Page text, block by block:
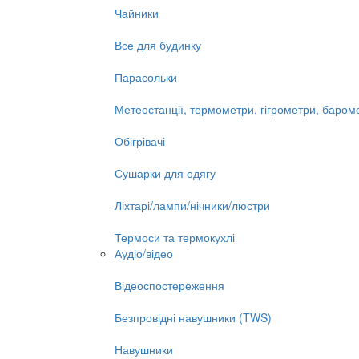
Чайники
Все для будинку
Парасольки
Метеостанції, термометри, гігрометри,
Обігрівачі
Сушарки для одягу
Ліхтарі/лампи/нічники/люстри
Термоси та термокухлі
Аудіо/відео
Відеоспостереження
Безпровідні навушники (TWS)
Навушники